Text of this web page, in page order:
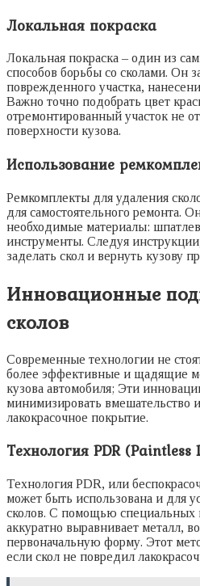
Локальная покраска
Локальная покраска – один из
способов борьбы со сколами. Он
поврежденного участка,
Важно точно подобрать цвет
отремонтированный участок не
поверхности кузова.
Использование
Ремкомплекты для удаления
для самостоятельного ремонта.
необходимые материалы:
инструменты. Следуя
заделать скол и вернуть кузову
Инновационные
сколов
Современные технологии не
более эффективные и щадящие
кузова автомобиля; Эти
минимизировать вмешательство
лакокрасочное покрытие.
Технология PDR (Paintless
Технология PDR, или
может быть использована и для
сколов. С помощью специальных
аккуратно выравнивает металл,
первоначальную форму. Этот
если скол не повредил